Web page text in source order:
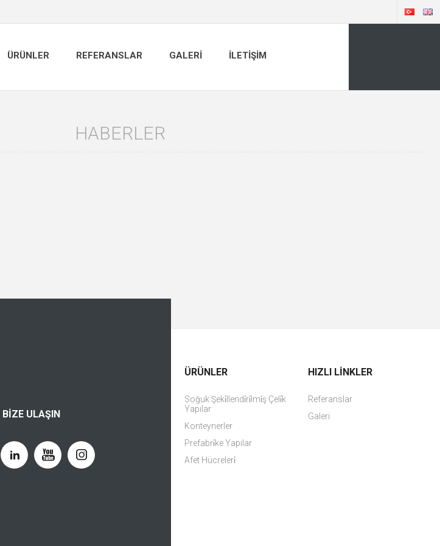
ÜRÜNLER REFERANSLAR GALERI İLETIŞIM
HABERLER
BIZE ULAŞIN
ÜRÜNLER
Soğuk Şeki̇llendi̇ri̇lmi̇ş Çeli̇k
Yapılar
Konteynerler
Prefabri̇ke Yapılar
Afet Hücreleri̇
HIZLI LINKLER
Referanslar
Galeri